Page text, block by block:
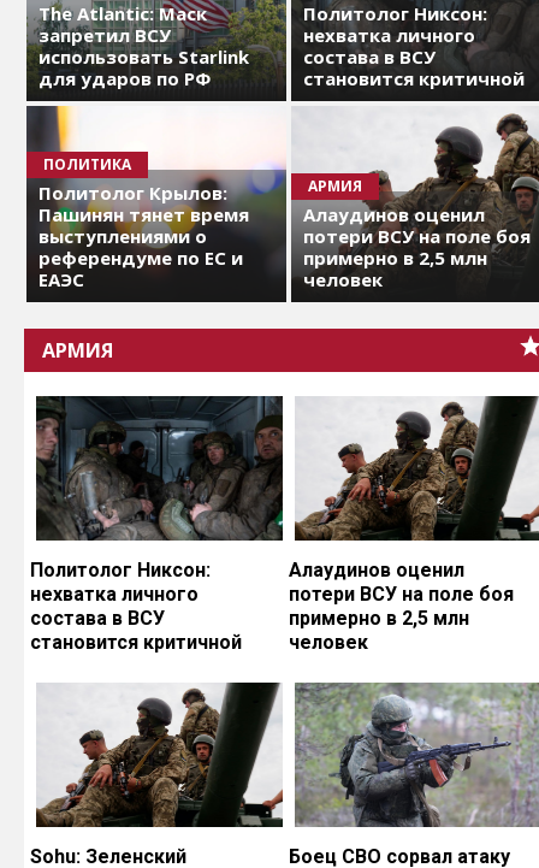
The Atlantic: Маск
запретил ВСУ
использовать Starlink
для ударов по РФ
Политолог Никсон:
нехватка личного
состава в ВСУ
становится критичной
ПОЛИТИКА
Политолог Крылов:
Пашинян тянет время
выступлениями о
референдуме по ЕС и
ЕАЭС
АРМИЯ
Алаудинов оценил
потери ВСУ на поле боя
примерно в 2,5 млн
человек
АРМИЯ
Политолог Никсон:
нехватка личного
состава в ВСУ
становится критичной
Алаудинов оценил
потери ВСУ на поле боя
примерно в 2,5 млн
человек
Sohu: Зеленский
Боец СВО сорвал атаку